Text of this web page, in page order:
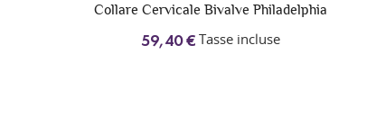
Collare Cervicale Bivalve Philadelphia
59,40 € Tasse incluse